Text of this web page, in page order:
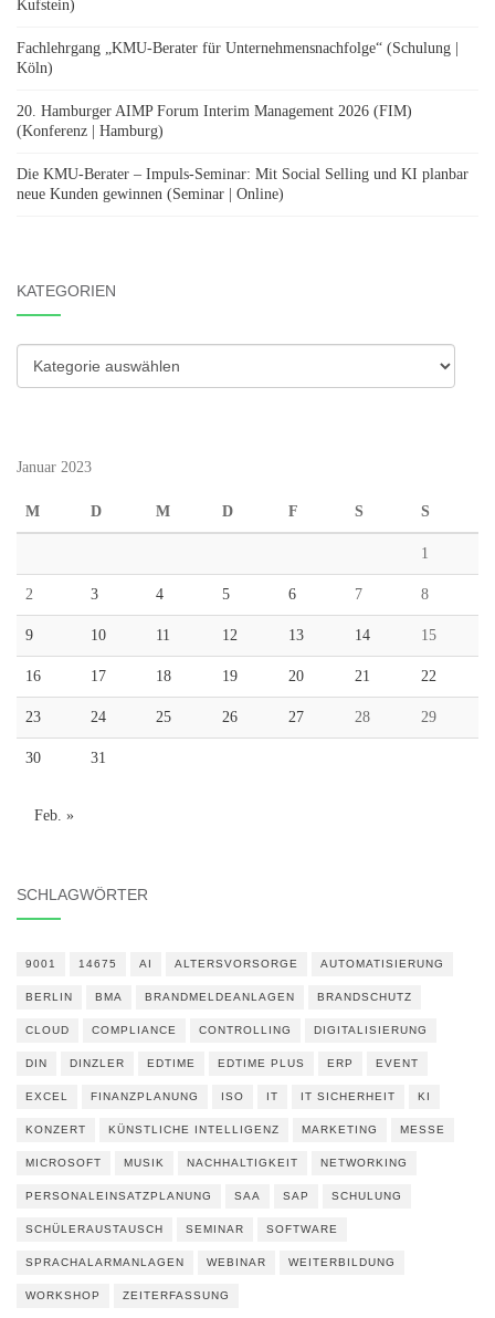
Kufstein)
Fachlehrgang „KMU-Berater für Unternehmensnachfolge“ (Schulung |
Köln)
20. Hamburger AIMP Forum Interim Management 2026 (FIM)
(Konferenz | Hamburg)
Die KMU-Berater – Impuls-Seminar: Mit Social Selling und KI planbar
neue Kunden gewinnen (Seminar | Online)
KATEGORIEN
Kategorien
Januar 2023
M D M D F S S
1
2 3 4 5 6 7 8
9 10 11 12 13 14 15
16 17 18 19 20 21 22
23 24 25 26 27 28 29
30 31
Feb. »
SCHLAGWÖRTER
9001 14675 AI ALTERSVORSORGE AUTOMATISIERUNG
BERLIN BMA BRANDMELDEANLAGEN BRANDSCHUTZ
CLOUD COMPLIANCE CONTROLLING DIGITALISIERUNG
DIN DINZLER EDTIME EDTIME PLUS ERP EVENT
EXCEL FINANZPLANUNG ISO IT IT SICHERHEIT KI
KONZERT KÜNSTLICHE INTELLIGENZ MARKETING MESSE
MICROSOFT MUSIK NACHHALTIGKEIT NETWORKING
PERSONALEINSATZPLANUNG SAA SAP SCHULUNG
SCHÜLERAUSTAUSCH SEMINAR SOFTWARE
SPRACHALARMANLAGEN WEBINAR WEITERBILDUNG
WORKSHOP ZEITERFASSUNG